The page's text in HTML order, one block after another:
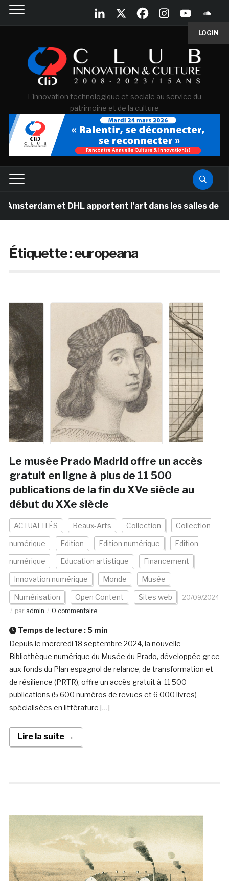
LOGIN
L'innovation technologique et sociale au service du
patrimoine et de la culture
et DHL apportent l’art dans les salles de classe
Étiquette :europeana
Le musée Prado Madrid offre un accès
gratuit en ligne à plus de 11 500
publications de la fin du XVe siècle au
début du XXe siècle
ACTUALITÉS Beaux-Arts Collection Collection
numérique Edition Edition numérique Edition
numérique Education artistique Financement
Innovation numérique Monde Musée
Numérisation Open Content Sites web
20/09/2024
par admin 0 commentaire
Temps de lecture : 5 min
Depuis le mercredi 18 septembre 2024, la nouvelle
Bibliothèque numérique du Musée du Prado, développée gr ce
aux fonds du Plan espagnol de relance, de transformation et
de résilience (PRTR), offre un accès gratuit à 11 500
publications (5 600 numéros de revues et 6 000 livres)
spécialisées en littérature […]
Lire la suite →